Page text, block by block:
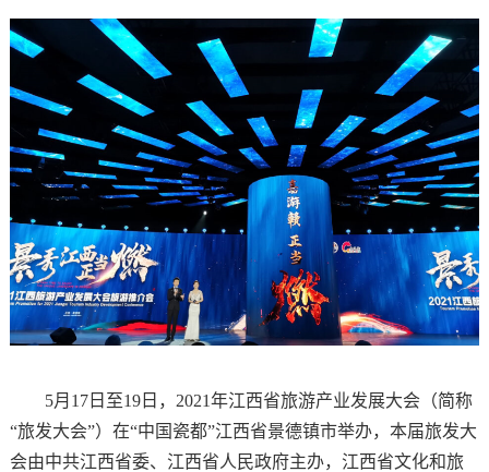
5月17日至19日，2021年江西省旅游产业发展大会（简称
“旅发大会”）在“中国瓷都”江西省景德镇市举办，本届旅发大
会由中共江西省委、江西省人民政府主办，江西省文化和旅